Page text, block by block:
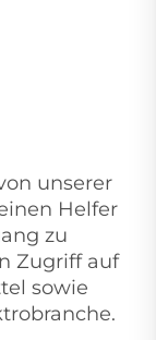
unserer
Helfer
zu
Zugriff auf
sowie